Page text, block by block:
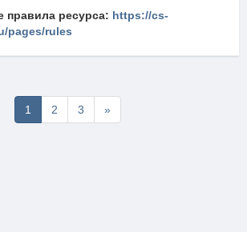
правила ресурса: https://cs-
pages/rules
1 2 3 »Последняя